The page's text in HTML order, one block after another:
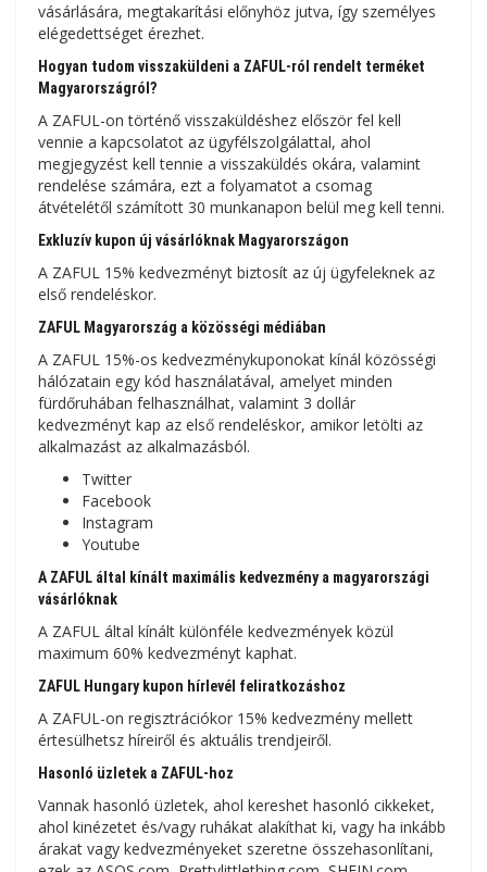
vásárlására, megtakarítási előnyhöz jutva, így személyes
elégedettséget érezhet.
Hogyan tudom visszaküldeni a ZAFUL-ról rendelt terméket
Magyarországról?
A ZAFUL-on történő visszaküldéshez először fel kell
vennie a kapcsolatot az ügyfélszolgálattal, ahol
megjegyzést kell tennie a visszaküldés okára, valamint
rendelése számára, ezt a folyamatot a csomag
átvételétől számított 30 munkanapon belül meg kell tenni.
Exkluzív kupon új vásárlóknak Magyarországon
A ZAFUL 15% kedvezményt biztosít az új ügyfeleknek az
első rendeléskor.
ZAFUL Magyarország a közösségi médiában
A ZAFUL 15%-os kedvezménykuponokat kínál közösségi
hálózatain egy kód használatával, amelyet minden
fürdőruhában felhasználhat, valamint 3 dollár
kedvezményt kap az első rendeléskor, amikor letölti az
alkalmazást az alkalmazásból.
Twitter
Facebook
Instagram
Youtube
A ZAFUL által kínált maximális kedvezmény a magyarországi
vásárlóknak
A ZAFUL által kínált különféle kedvezmények közül
maximum 60% kedvezményt kaphat.
ZAFUL Hungary kupon hírlevél feliratkozáshoz
A ZAFUL-on regisztrációkor 15% kedvezmény mellett
értesülhetsz híreiről és aktuális trendjeiről.
Hasonló üzletek a ZAFUL-hoz
Vannak hasonló üzletek, ahol kereshet hasonló cikkeket,
ahol kinézetet és/vagy ruhákat alakíthat ki, vagy ha inkább
árakat vagy kedvezményeket szeretne összehasonlítani,